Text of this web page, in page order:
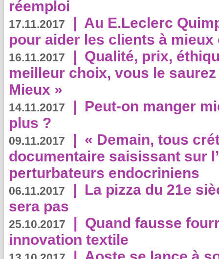
réemploi
17.11.2017 | Au E.Leclerc
pour aider les clients à
16.11.2017 | Qualité, prix,
meilleur choix, vous le
Mieux »
14.11.2017 | Peut-on manger
plus ?
09.11.2017 | « Demain, tous
documentaire saisissant sur
perturbateurs endocriniens
06.11.2017 | La pizza du 21e
sera pas
25.10.2017 | Quand fausse
innovation textile